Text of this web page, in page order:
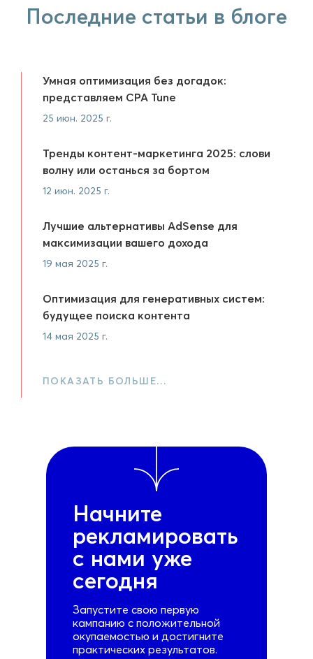
Последние статьи в блоге
Умная оптимизация без догадок:
представляем CPA Tune
25 июн. 2025 г.
Тренды контент-маркетинга 2025: слови
волну или останься за бортом
12 июн. 2025 г.
Лучшие альтернативы AdSense для
максимизации вашего дохода
19 мая 2025 г.
Оптимизация для генеративных систем:
будущее поиска контента
14 мая 2025 г.
ПОКАЗАТЬ БОЛЬШЕ…
Начните
рекламировать
с нами уже
сегодня
Запустите свою первую
кампанию с положительной
окупаемостью и достигните
практических результатов.